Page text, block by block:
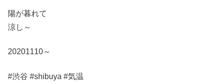
陽が暮れて
涼し～
20201110～
#渋谷 #shibuya #気温